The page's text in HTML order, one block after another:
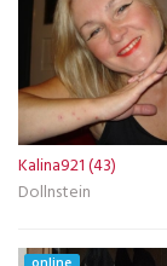
Kalina921 (43)
Dollnstein
online